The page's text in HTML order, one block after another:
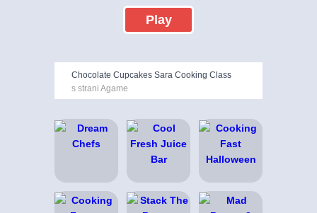
Play
Chocolate Cupcakes Sara Cooking Class
s strani Agame